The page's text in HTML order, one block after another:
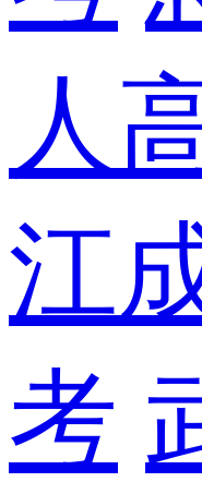
人
江
考